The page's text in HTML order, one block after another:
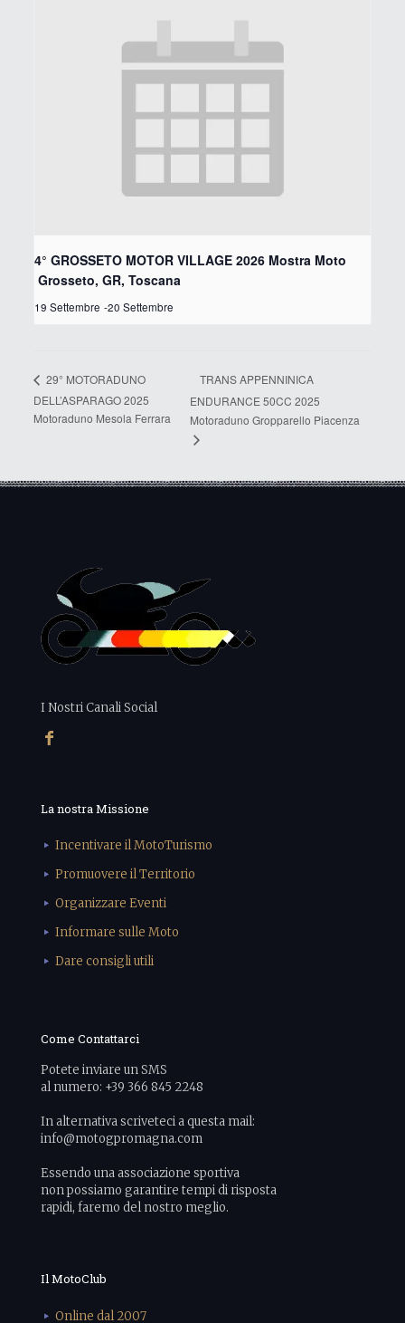
4° GROSSETO MOTOR VILLAGE 2026 Mostra Moto
Grosseto, GR, Toscana
19 Settembre -20 Settembre
29° MOTORADUNO
DELL’ASPARAGO 2025
Motoraduno Mesola Ferrara
TRANS APPENNINICA
ENDURANCE 50CC 2025
Motoraduno Gropparello Piacenza
I Nostri Canali Social
La nostra Missione
Incentivare il MotoTurismo
Promuovere il Territorio
Organizzare Eventi
Informare sulle Moto
Dare consigli utili
Come Contattarci
Potete inviare un SMS
al numero: +39 366 845 2248
In alternativa scriveteci a questa mail:
info@motogpromagna.com
Essendo una associazione sportiva
non possiamo garantire tempi di risposta
rapidi, faremo del nostro meglio.
Il MotoClub
Online dal 2007